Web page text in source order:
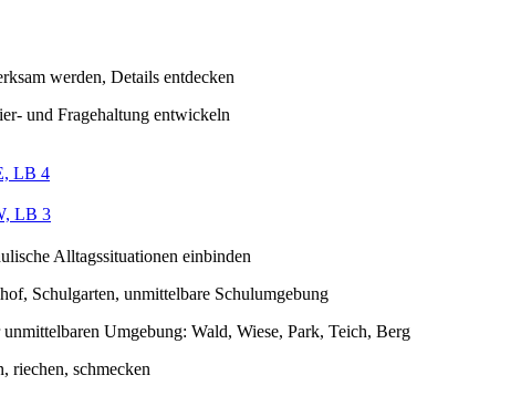
werden, Details entdecken
und Fragehaltung entwickeln
LB 4
LB 3
Alltagssituationen einbinden
Schulgarten, unmittelbare Schulumgebung
unmittelbaren Umgebung: Wald, Wiese, Park, Teich, Berg
riechen, schmecken